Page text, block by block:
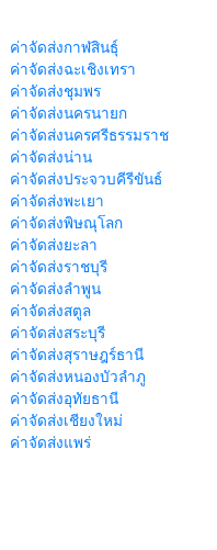
ค่าจัดส่งกาฬสินธุ์
ค่าจัดส่งฉะเชิงเทรา
ค่าจัดส่งชุมพร
ค่าจัดส่งนครนายก
ค่าจัดส่งนครศรีธรรมราช
ค่าจัดส่งน่าน
ค่าจัดส่งประจวบคีรีขันธ์
ค่าจัดส่งพะเยา
ค่าจัดส่งพิษณุโลก
ค่าจัดส่งยะลา
ค่าจัดส่งราชบุรี
ค่าจัดส่งลำพูน
ค่าจัดส่งสตูล
ค่าจัดส่งสระบุรี
ค่าจัดส่งสุราษฎร์ธานี
ค่าจัดส่งหนองบัวลำภู
ค่าจัดส่งอุทัยธานี
ค่าจัดส่งเชียงใหม่
ค่าจัดส่งแพร่